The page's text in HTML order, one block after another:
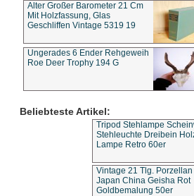
Alter Großer Barometer 21 Cm
Mit Holzfassung, Glas
Geschliffen Vintage 5319 19
Ungerades 6 Ender Rehgeweih
Roe Deer Trophy 194 G
Beliebteste Artikel:
Tripod Stehlampe
Stehleuchte Dreibein
Lampe Retro 60er
Vintage 21 Tlg. Porzellan
Japan China Geisha Rot
Goldbemalung 50er